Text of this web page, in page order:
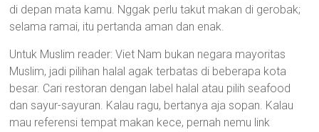
di depan mata kamu. Nggak perlu takut makan di gerobak;
selama ramai, itu pertanda aman dan enak.
Untuk Muslim reader: Viet Nam bukan negara mayoritas
Muslim, jadi pilihan halal agak terbatas di beberapa kota
besar. Cari restoran dengan label halal atau pilih seafood
dan sayur-sayuran. Kalau ragu, bertanya aja sopan. Kalau
mau referensi tempat makan kece, pernah nemu link